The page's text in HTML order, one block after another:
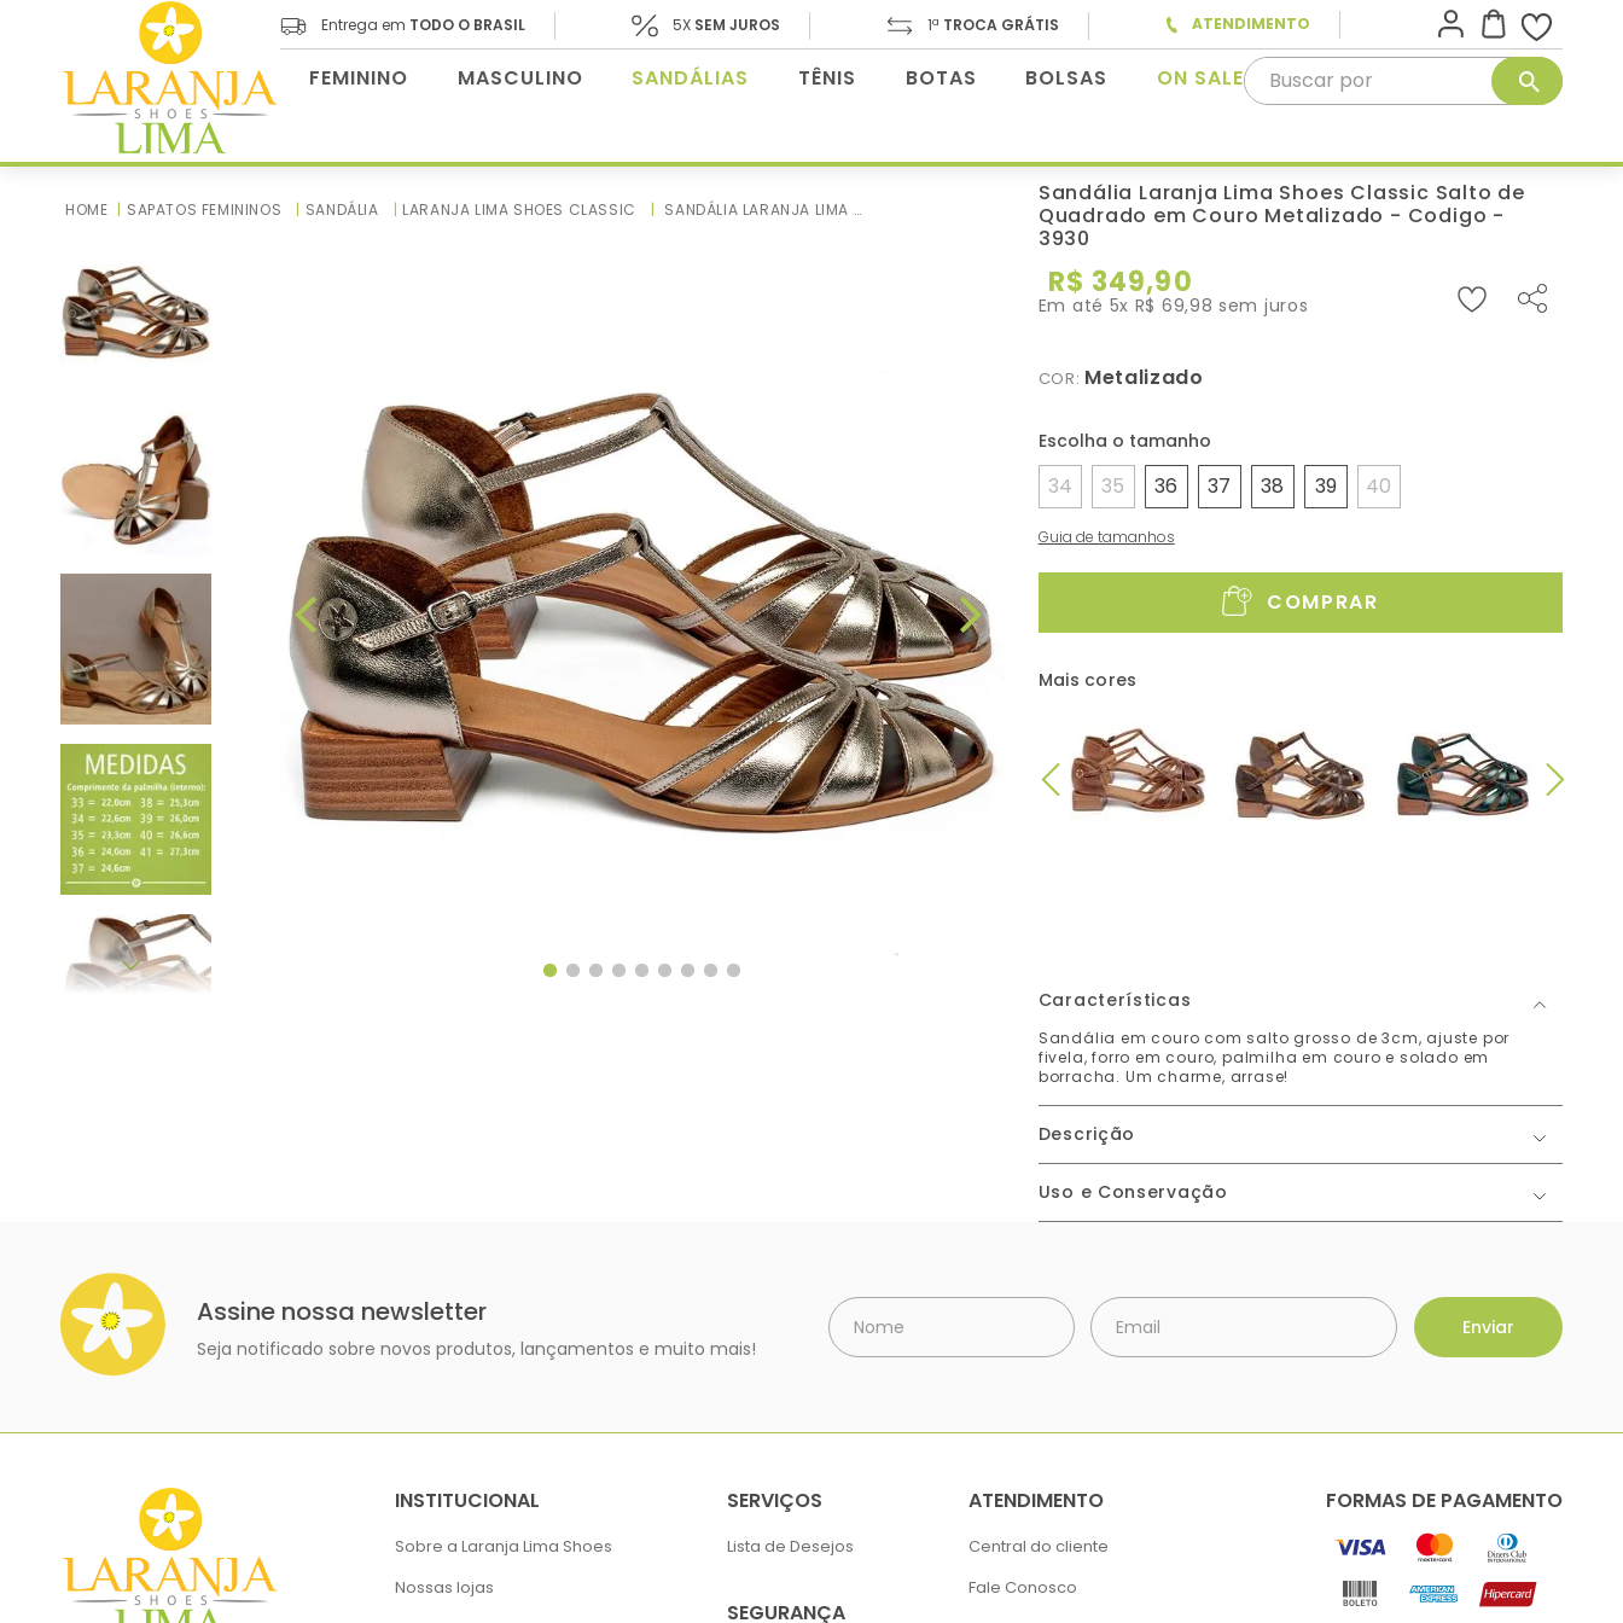
Entrega em TODO O BRASIL 5X SEM JUROS 1ª TROCA GRÁTIS ATENDIMENTO
FEMININO MASCULINO SANDÁLIAS TÊNIS BOTAS BOLSAS ON SALEBuscar por
SAPATOS FEMININOS SANDÁLIA LARANJA LIMA SHOES CLASSIC SANDÁLIA LARANJA LIMA SHOES CLASSIC SALTO DE QUADRADO EM COURO METALIZADO - CODIGO - 3930
Sandália Laranja Lima Shoes Classic Salto de
Quadrado em Couro Metalizado - Codigo -
3930
R$ 349,90
Em até 5x R$ 69,98 sem juros
COR: Metalizado
34 35 36 37 38 39 40
Guia de tamanhos
COMPRAR
Mais cores
Características
Sandália em couro com salto grosso de 3cm, ajuste por
fivela, forro em couro, palmilha em couro e solado em
borracha. Um charme, arrase!
Descrição
Uso e Conservação
Assine nossa newsletter
Seja notificado sobre novos produtos, lançamentos e muito mais!
INSTITUCIONAL
Sobre a Laranja Lima Shoes
Nossas lojas
SERVIÇOS
Lista de Desejos
SEGURANÇA
ATENDIMENTO
Central do cliente
Fale Conosco
FORMAS DE PAGAMENTO